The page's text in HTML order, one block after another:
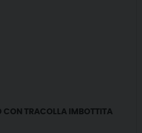
CON TRACOLLA IMBOTTITA